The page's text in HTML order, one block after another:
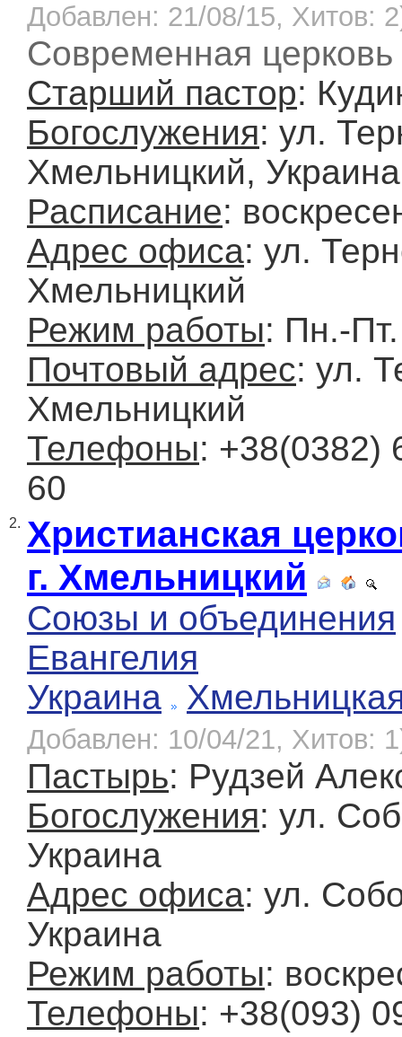
Добавлен: 21/08/15, Хитов:
Современная
Старший пастор:
Богослужения: ул.
Хмельницкий, Украина
Расписание:
Адрес офиса: ул.
Хмельницкий
Режим работы: Пн.-
Почтовый адрес: ул.
Хмельницкий
Телефоны: +38(0382)
60
2. Христианская
г. Хмельницкий
Союзы и объединения
Евангелия
Украина
Добавлен: 10/04/21, Хитов:
Пастырь: Рудзей
Богослужения: ул.
Украина
Адрес офиса: ул.
Украина
Режим работы:
Телефоны: +38(093)